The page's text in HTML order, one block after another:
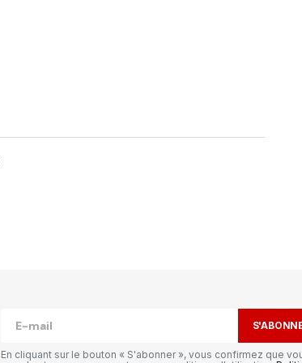
En cliquant sur le bouton « S'abonner », vous confirmez que